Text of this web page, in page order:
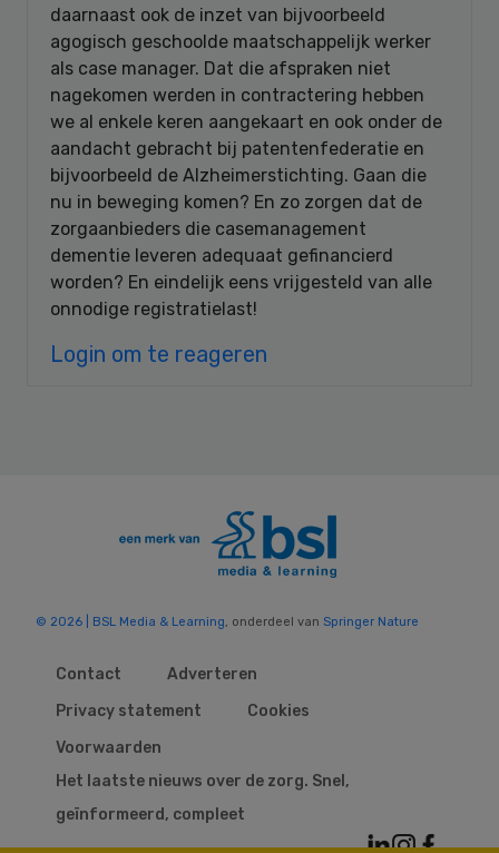
daarnaast ook de inzet van bijvoorbeeld
agogisch geschoolde maatschappelijk werker
als case manager. Dat die afspraken niet
nagekomen werden in contractering hebben
we al enkele keren aangekaart en ook onder de
aandacht gebracht bij patentenfederatie en
bijvoorbeeld de Alzheimerstichting. Gaan die
nu in beweging komen? En zo zorgen dat de
zorgaanbieders die casemanagement
dementie leveren adequaat gefinancierd
worden? En eindelijk eens vrijgesteld van alle
onnodige registratielast!
Login om te reageren
© 2026 | BSL Media & Learning, onderdeel van Springer Nature
Contact
Adverteren
Privacy statement
Cookies
Voorwaarden
Het laatste nieuws over de zorg. Snel,
geïnformeerd, compleet